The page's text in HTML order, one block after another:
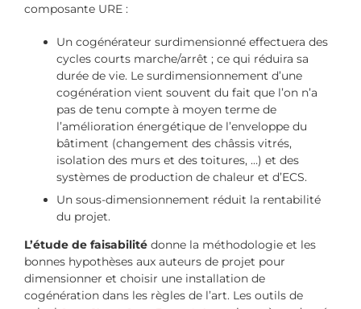
composante URE :
Un cogénérateur surdimensionné effectuera des
cycles courts marche/arrêt ; ce qui réduira sa
durée de vie. Le surdimensionnement d’une
cogénération vient souvent du fait que l’on n’a
pas de tenu compte à moyen terme de
l’amélioration énergétique de l’enveloppe du
bâtiment (changement des châssis vitrés,
isolation des murs et des toitures, …) et des
systèmes de production de chaleur et d’ECS.
Un sous-dimensionnement réduit la rentabilité
du projet.
L’étude de faisabilité donne la méthodologie et les
bonnes hypothèses aux auteurs de projet pour
dimensionner et choisir une installation de
cogénération dans les règles de l’art. Les outils de